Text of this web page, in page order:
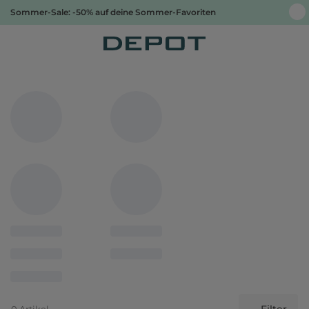
Sommer-Sale: -50% auf deine Sommer-Favoriten